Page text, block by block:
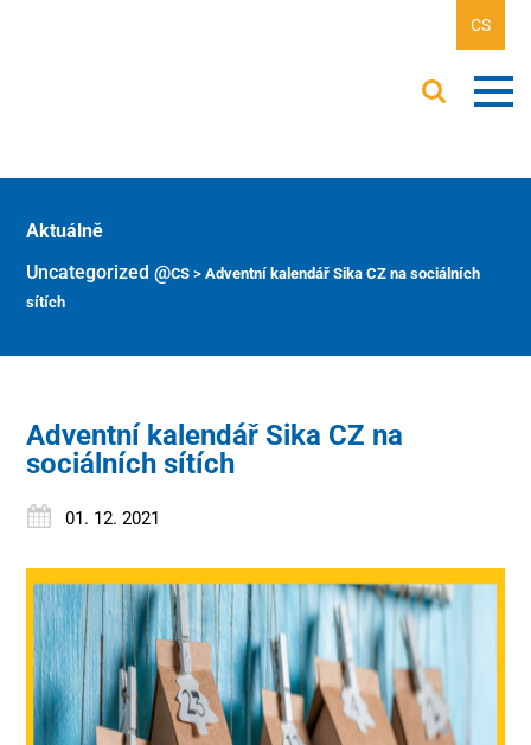
CS
Aktuálně
Uncategorized @cs >Adventní kalendář Sika CZ na sociálních
sítích
Adventní kalendář Sika CZ na
sociálních sítích
01. 12. 2021